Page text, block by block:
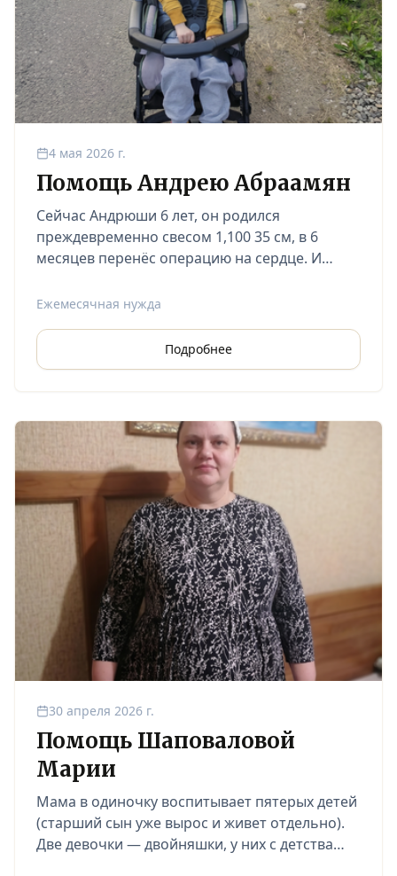
4 мая 2026 г.
Помощь Андрею Абраамян
Сейчас Андрюши 6 лет, он родился
преждевременно свесом 1,100 35 см, в 6
месяцев перенёс операцию на сердце. И
сопутствующие заболевания Агенезия
Ежемесячная нужда
Подробнее
30 апреля 2026 г.
Помощь Шаповаловой
Марии
Мама в одиночку воспитывает пятерых детей
(старший сын уже вырос и живет отдельно).
Две девочки — двойняшки, у них с детства